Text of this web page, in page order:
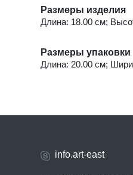
Размеры изделия
Длина: 18.00 см;
Размеры упаковки
Длина: 20.00 см;
info.art-east